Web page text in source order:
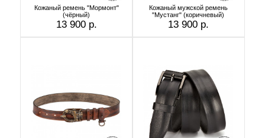
Кожаный ремень "Мормонт"
(чёрный)
13 900 р.
Кожаный мужской ремень
"Мустанг" (коричневый)
13 900 р.